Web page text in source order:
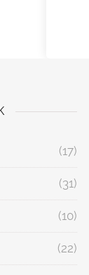
(17)
(31)
(10)
(22)